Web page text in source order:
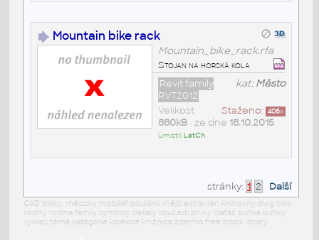
Mountain bike rack
Mountain_bike_rack.rfa
Stojan na horská kola
kat:Město
Revit family
RVT2012
Staženo: 406x
Velikost
880kB• ze dne 18.10.2015
Umístil: LatCh
stránky: 1 2 Další
CAD bloky: městský mobiliář pouliční vnější extravilán knihovny dwg blok
rodiny rodina family symboly detaily součásti prvky stafáž buňka buňky
výkres téma kategorie kolekce knižnica zdarma free block library